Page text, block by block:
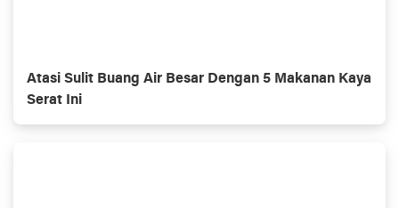
Atasi Sulit Buang Air Besar Dengan 5 Makanan Kaya
Serat Ini